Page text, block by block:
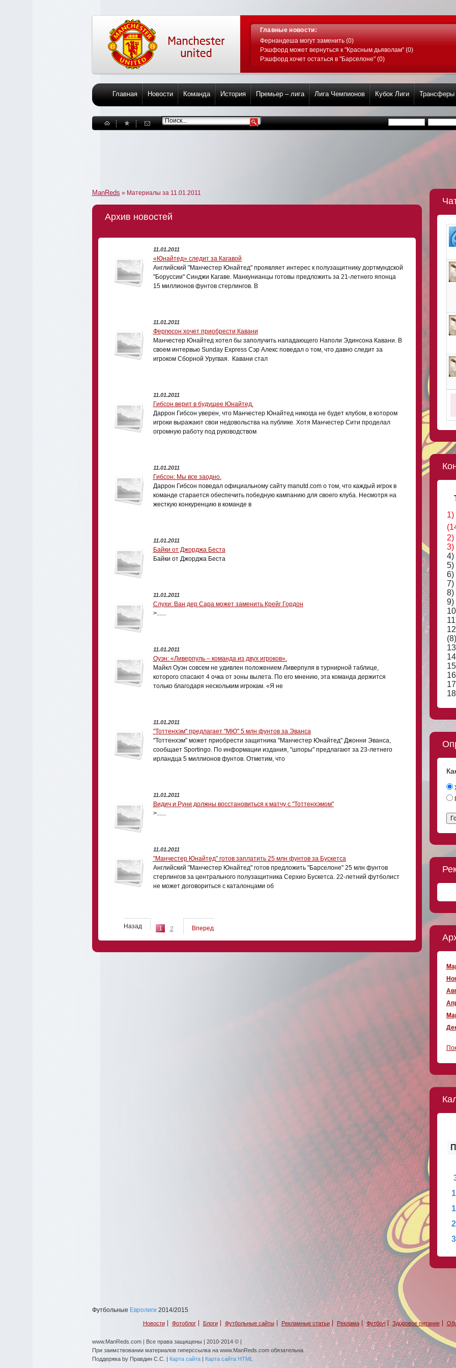
Главные новости:
Фернандеша могут заменить (0)
Рэшфорд может вернуться к "Красным дьяволам" (0)
Рэшфорд хочет остаться в "Барселоне" (0)
Главная Новости Команда История Премьер – лига Лига Чемпионов Кубок Лиги Трансферы
ManReds » Материалы за 11.01.2011
Архив новостей
11.01.2011
«Юнайтед» следит за Кагавой
Английский "Манчестер Юнайтед" проявляет интерес к полузащитнику дортмундской
"Боруссии" Синджи Кагаве. Манкунианцы готовы предложить за 21-летнего японца
15 миллионов фунтов стерлингов. В
11.01.2011
Фергюсон хочет приобрести Кавани
Манчестер Юнайтед хотел бы заполучить нападающего Наполи Эдинсона Кавани. В
своем интервью Sunday Express Сэр Алекс поведал о том, что давно следит за
игроком Сборной Уругвая. Кавани стал
11.01.2011
Гибсон верит в будущее Юнайтед.
Даррон Гибсон уверен, что Манчестер Юнайтед никогда не будет клубом, в котором
игроки выражают свои недовольства на публике. Хотя Манчестер Сити проделал
огромную работу под руководством
11.01.2011
Гибсон: Мы все заодно.
Даррон Гибсон поведал официальному сайту manutd.com о том, что каждый игрок в
команде старается обеспечить победную кампанию для своего клуба. Несмотря на
жесткую конкуренцию в команде в
11.01.2011
Байки от Джорджа Беста
Байки от Джорджа Беста
11.01.2011
Слухи: Ван дер Сара может заменить Крейг Гордон
>......
11.01.2011
Оуэн: «Ливерпуль – команда из двух игроков».
Майкл Оуэн совсем не удивлен положением Ливерпуля в турнирной таблице,
которого спасают 4 очка от зоны вылета. По его мнению, эта команда держится
только благодаря нескольким игрокам. «Я не
11.01.2011
"Тоттенхэм" предлагает "МЮ" 5 млн фунтов за Эванса
"Тоттенхэм" может приобрести защитника "Манчестер Юнайтед" Джонни Эванса,
сообщает Sportingo. По информации издания, "шпоры" предлагают за 23-летнего
ирландца 5 миллионов фунтов. Отметим, что
11.01.2011
Видич и Руни должны восстановиться к матчу с "Тоттенхэмом"
>......
11.01.2011
"Манчестер Юнайтед" готов заплатить 25 млн фунтов за Бускетса
Английский "Манчестер Юнайтед" готов предложить "Барселоне" 25 млн фунтов
стерлингов за центрального полузащитника Серхио Бускетса. 22-летний футболист
не может договориться с каталонцами об
Назад 1 2 Вперед
1)
2)
3)
4)
5)
6)
7)
8)
9)
(8)
Футбольные Евролиги 2014/2015
Новости Фотоблог Блоги Футбольные сайты Рекламные статьи Реклама Футбол Здоровое питание
www.ManReds.com | Все права защищены | 2010-2014 © |
При заимствовании материалов гиперссылка на www.ManReds.com обязательна
Поддержка by Правдин С.С. | Карта сайта| Карта сайта HTML